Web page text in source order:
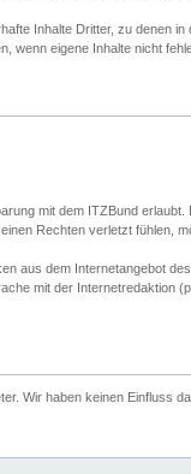
Inhalte Dritter, zu denen
wenn eigene Inhalte nicht
mit dem ITZBund
Rechten verletzt fühlen,
aus dem Internetangebot
mit der Internetredaktion
Wir haben keinen Einfluss